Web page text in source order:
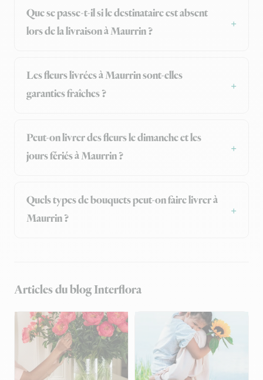
Que se passe-t-il si le destinataire est absent
lors de la livraison à Maurrin ?
Les fleurs livrées à Maurrin sont-elles
garanties fraîches ?
Peut-on livrer des fleurs le dimanche et les
jours fériés à Maurrin ?
Quels types de bouquets peut-on faire livrer à
Maurrin ?
Articles du blog Interflora